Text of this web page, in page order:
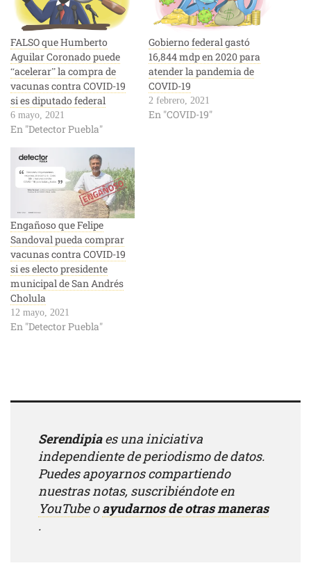
FALSO que Humberto
Aguilar Coronado puede
“acelerar” la compra de
vacunas contra COVID-19
si es diputado federal
6 mayo, 2021
En "Detector Puebla"
Gobierno federal gastó
16,844 mdp en 2020 para
atender la pandemia de
COVID-19
2 febrero, 2021
En "COVID-19"
Engañoso que Felipe
Sandoval pueda comprar
vacunas contra COVID-19
si es electo presidente
municipal de San Andrés
Cholula
12 mayo, 2021
En "Detector Puebla"
Serendipiaes una iniciativa
independiente de periodismo de datos.
Puedes apoyarnos compartiendo
nuestras notas, suscribiéndote en
YouTubeoayudarnos de otras maneras
.